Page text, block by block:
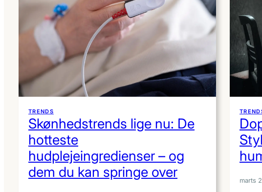
TRENDS
Skønhedstrends lige nu: De
hotteste
hudplejeingredienser – og
dem du kan springe over
marts